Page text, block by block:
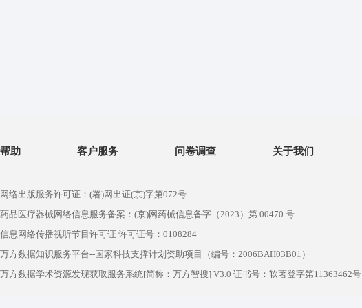
帮助 客户服务 问卷调查 关于我们
网络出版服务许可证：(署)网出证(京)字第072号
药品医疗器械网络信息服务备案：(京)网药械信息备字（2023）第 00470 号
信息网络传播视听节目许可证 许可证号：0108284
万方数据知识服务平台--国家科技支撑计划资助项目（编号：2006BAH03B01）
万方数据学术资源发现获取服务系统[简称：万方智搜] V3.0 证书号：软著登字第11363462号